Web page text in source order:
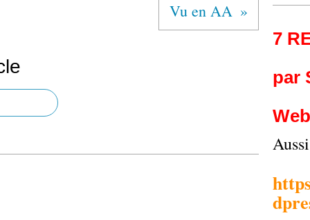
Vu en AA
7
par